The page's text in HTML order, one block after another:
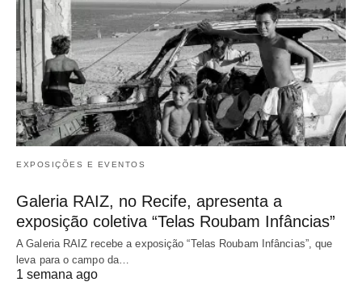
EXPOSIÇÕES E EVENTOS
Galeria RAIZ, no Recife, apresenta a
exposição coletiva “Telas Roubam Infâncias”
A Galeria RAIZ recebe a exposição “Telas Roubam Infâncias”, que
leva para o campo da…
1 semana ago